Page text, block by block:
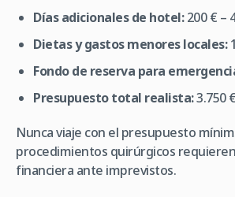
Días adicionales de hotel:200 € –
Dietas y gastos menores locales:
Fondo de reserva para
Presupuesto total realista:3.750
Nunca viaje con el presupuesto
procedimientos quirúrgicos
financiera ante imprevistos.